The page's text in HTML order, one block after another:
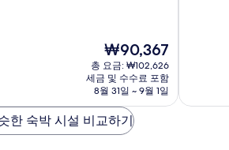
현
재
요
금
₩90,367
₩90,367
총 요금: ₩102,626
세금 및 수수료 포함
8월 31일 ~ 9월 1일
스
요,
한 숙박 시설 비교하기